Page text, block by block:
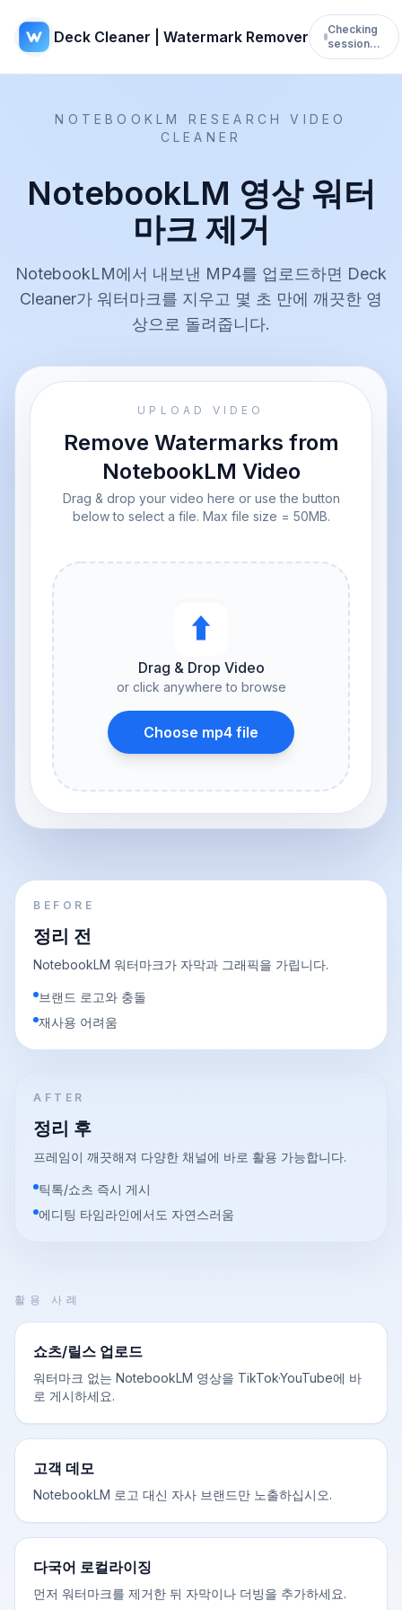
Deck Cleaner | Watermark Remover
Checking
session…
NOTEBOOKLM RESEARCH VIDEO
CLEANER
NotebookLM 영상 워터
마크 제거
NotebookLM에서 내보낸 MP4를 업로드하면 Deck
Cleaner가 워터마크를 지우고 몇 초 만에 깨끗한 영
상으로 돌려줍니다.
UPLOAD VIDEO
Remove Watermarks from
NotebookLM Video
Drag & drop your video here or use the button
below to select a file. Max file size = 50MB.
⬆︎
Drag & Drop Video
or click anywhere to browse
Choose mp4 file
BEFORE
정리 전
NotebookLM 워터마크가 자막과 그래픽을 가립니다.
브랜드 로고와 충돌
재사용 어려움
AFTER
정리 후
프레임이 깨끗해져 다양한 채널에 바로 활용 가능합니다.
틱톡/쇼츠 즉시 게시
에디팅 타임라인에서도 자연스러움
활용 사례
쇼츠/릴스 업로드
워터마크 없는 NotebookLM 영상을 TikTok·YouTube에 바
로 게시하세요.
고객 데모
NotebookLM 로고 대신 자사 브랜드만 노출하십시오.
다국어 로컬라이징
먼저 워터마크를 제거한 뒤 자막이나 더빙을 추가하세요.